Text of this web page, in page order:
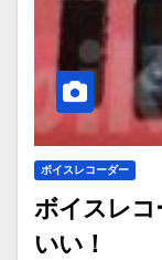
ボイスレコーダー
ボイスレコ
いい！